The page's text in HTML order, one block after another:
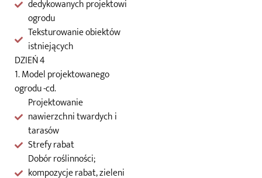
dedykowanych projektowi
ogrodu
Teksturowanie obiektów
istniejących
DZIEŃ 4
1. Model projektowanego
ogrodu -cd.
Projektowanie
nawierzchni twardych i
tarasów
Strefy rabat
Dobór roślinności;
kompozycje rabat, zieleni